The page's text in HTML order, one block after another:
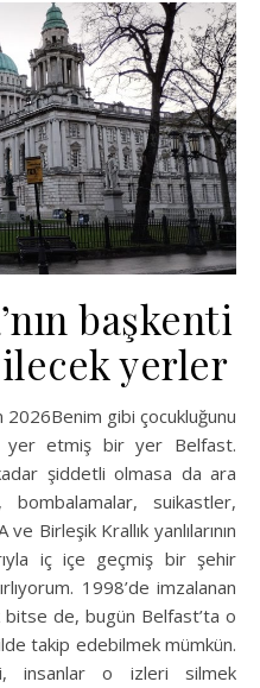
başkenti
yerler
yer etmiş bir yer Belfast.
şiddetli olmasa da ara
suikastler,
Birleşik Krallık yanlılarının
iç içe geçmiş bir şehir
1998’de imzalanan
bitse de, bugün Belfast’ta o
takip edebilmek mümkün.
insanlar o izleri silmek